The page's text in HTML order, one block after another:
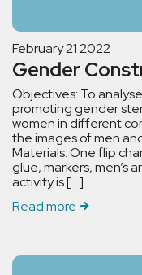
February 21 2022
Gender
Objectives: To
promoting gender
women in different
the images of men
Materials: One flip
glue, markers, men’s
activity is […]
Read more